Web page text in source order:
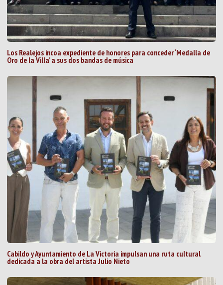
Los Realejos incoa expediente de honores para conceder ‘Medalla de
Oro de la Villa’ a sus dos bandas de música
Cabildo y Ayuntamiento de La Victoria impulsan una ruta cultural
dedicada a la obra del artista Julio Nieto